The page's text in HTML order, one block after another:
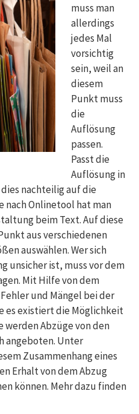
muss man
allerdings
jedes Mal
vorsichtig
sein, weil an
diesem
Punkt muss
die
Auflösung
passen.
Passt die
Auflösung in
nachteilig auf die
nach Onlinetool hat man
beim Text. Auf diese
aus verschiedenen
auswählen. Wer sich
unsicher ist, muss vor dem
Mit Hilfe von dem
und Mängel bei der
es existiert die Möglichkeit
werden Abzüge von den
angeboten. Unter
Zusammenhang eines
Erhalt von dem Abzug
können. Mehr dazu finden